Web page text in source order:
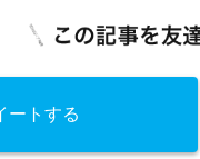
ートする